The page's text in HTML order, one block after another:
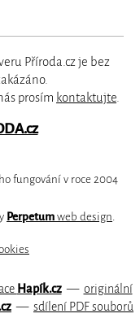
Příroda.cz je bez
prosím kontaktujte.
fungování v roce 2004
Perpetum web design
Hapík.cz— originální
— sdílení PDF souborů